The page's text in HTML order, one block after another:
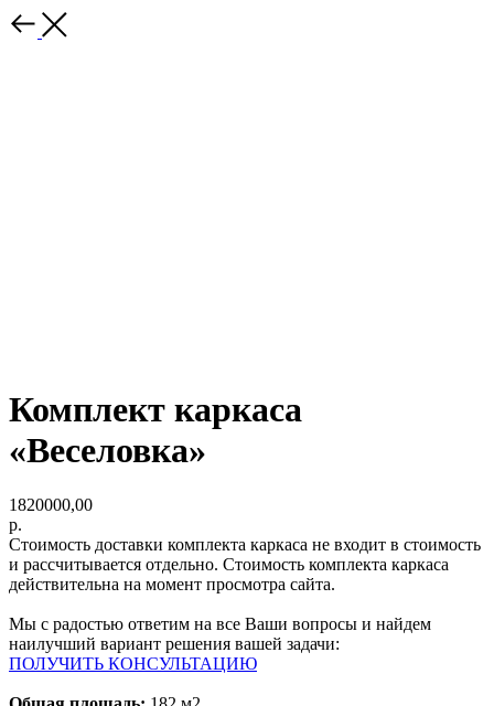
Комплект каркаса
«Веселовка»
1820000,00
р.
Стоимость доставки комплекта каркаса не входит в стоимость
и рассчитывается отдельно. Стоимость комплекта каркаса
действительна на момент просмотра сайта.
Мы с радостью ответим на все Ваши вопросы и найдем
наилучший вариант решения вашей задачи:
ПОЛУЧИТЬ КОНСУЛЬТАЦИЮ